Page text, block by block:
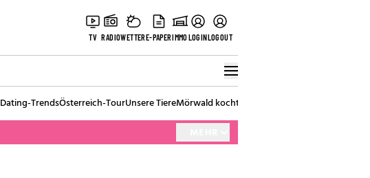
TV RADIOWETTERE-PAPERIMMOLOGINLOGOUT
Dating-TrendsÖsterreich-TourUnsere TiereMörwald kocht